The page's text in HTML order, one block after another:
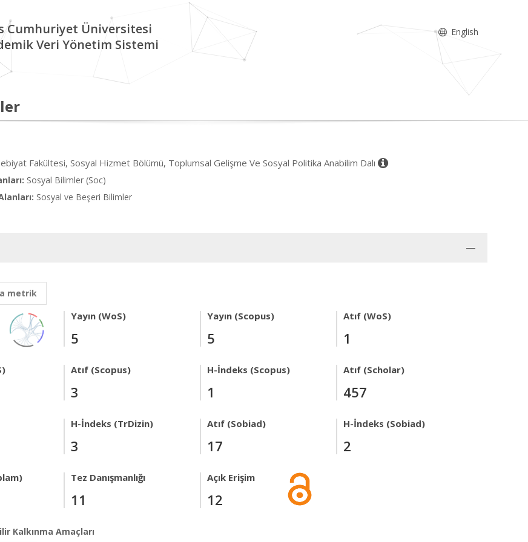
Cumhuriyet Üniversitesi
Veri Yönetim Sistemi
English
Fakültesi, Sosyal Hizmet Bölümü, Toplumsal Gelişme Ve Sosyal Politika Anabilim Dalı
Sosyal Bilimler (Soc)
Sosyal ve Beşeri Bilimler
metrik
Yayın (WoS)
5
Yayın (Scopus)
5
Atıf (WoS)
1
Atıf (Scopus)
3
H-İndeks (Scopus)
1
Atıf (Scholar)
457
H-İndeks (TrDizin)
3
Atıf (Sobiad)
17
H-İndeks (Sobiad)
2
Tez Danışmanlığı
11
Açık Erişim
12
Kalkınma Amaçları